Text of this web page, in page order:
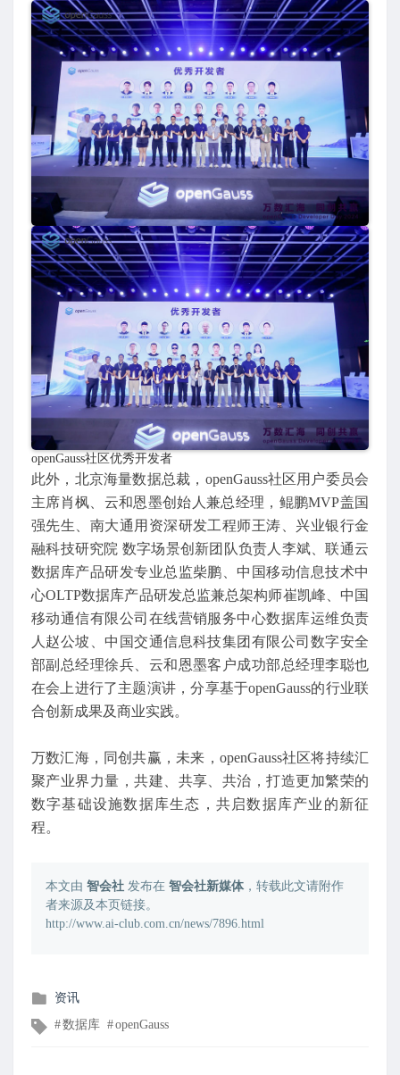
openGauss社区优秀开发者
此外，北京海量数据总裁，openGauss社区用户委员会
主席肖枫、云和恩墨创始人兼总经理，鲲鹏MVP盖国
强先生、南大通用资深研发工程师王涛、兴业银行金
融科技研究院 数字场景创新团队负责人李斌、联通云
数据库产品研发专业总监柴鹏、中国移动信息技术中
心OLTP数据库产品研发总监兼总架构师崔凯峰、中国
移动通信有限公司在线营销服务中心数据库运维负责
人赵公坡、中国交通信息科技集团有限公司数字安全
部副总经理徐兵、云和恩墨客户成功部总经理李聪也
在会上进行了主题演讲，分享基于openGauss的行业联
合创新成果及商业实践。
万数汇海，同创共赢，未来，openGauss社区将持续汇
聚产业界力量，共建、共享、共治，打造更加繁荣的
数字基础设施数据库生态，共启数据库产业的新征
程。
本文由 智会社 发布在 智会社新媒体，转载此文请附作
者来源及本页链接。
http://www.ai-club.com.cn/news/7896.html
发
在
资讯
文数据库 openGauss